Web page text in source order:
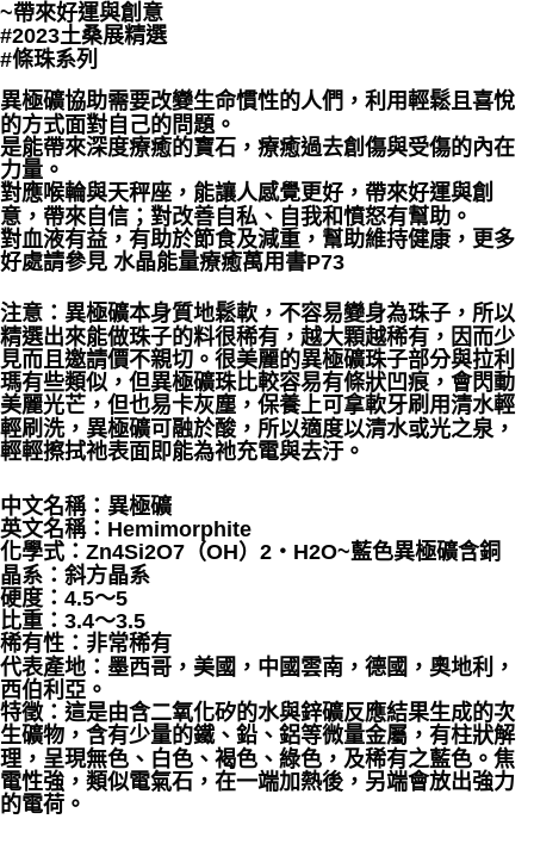
~帶來好運與創意
#2023土桑展精選
#條珠系列
異極礦協助需要改變生命慣性的人們，利用輕鬆且喜悅
的方式面對自己的問題。
是能帶來深度療癒的寶石，療癒過去創傷與受傷的內在
力量。
對應喉輪與天秤座，能讓人感覺更好，帶來好運與創
意，帶來自信；對改善自私、自我和憤怒有幫助。
對血液有益，有助於節食及減重，幫助維持健康，更多
好處請參見 水晶能量療癒萬用書P73
注意：異極礦本身質地鬆軟，不容易變身為珠子，所以
精選出來能做珠子的料很稀有，越大顆越稀有，因而少
見而且邀請價不親切。很美麗的異極礦珠子部分與拉利
瑪有些類似，但異極礦珠比較容易有條狀凹痕，會閃動
美麗光芒，但也易卡灰塵，保養上可拿軟牙刷用清水輕
輕刷洗，異極礦可融於酸，所以適度以清水或光之泉，
輕輕擦拭祂表面即能為祂充電與去汙。
中文名稱：異極礦
英文名稱：Hemimorphite
化學式：Zn4Si2O7（OH）2‧H2O~藍色異極礦含銅
晶系：斜方晶系
硬度：4.5～5
比重：3.4～3.5
稀有性：非常稀有
代表產地：墨西哥，美國，中國雲南，德國，奧地利，
西伯利亞。
特徵：這是由含二氧化矽的水與鋅礦反應結果生成的次
生礦物，含有少量的鐵、鉛、鋁等微量金屬，有柱狀解
理，呈現無色、白色、褐色、綠色，及稀有之藍色。焦
電性強，類似電氣石，在一端加熱後，另端會放出強力
的電荷。